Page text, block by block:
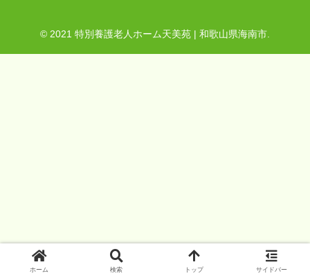
© 2021 特別養護老人ホーム天美苑 | 和歌山県海南市.
ホーム 検索 トップ サイドバー